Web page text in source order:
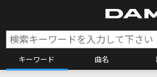
キーワード 曲名